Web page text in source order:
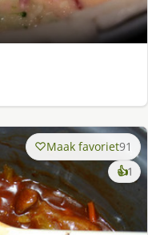
Maak favoriet91
👍1